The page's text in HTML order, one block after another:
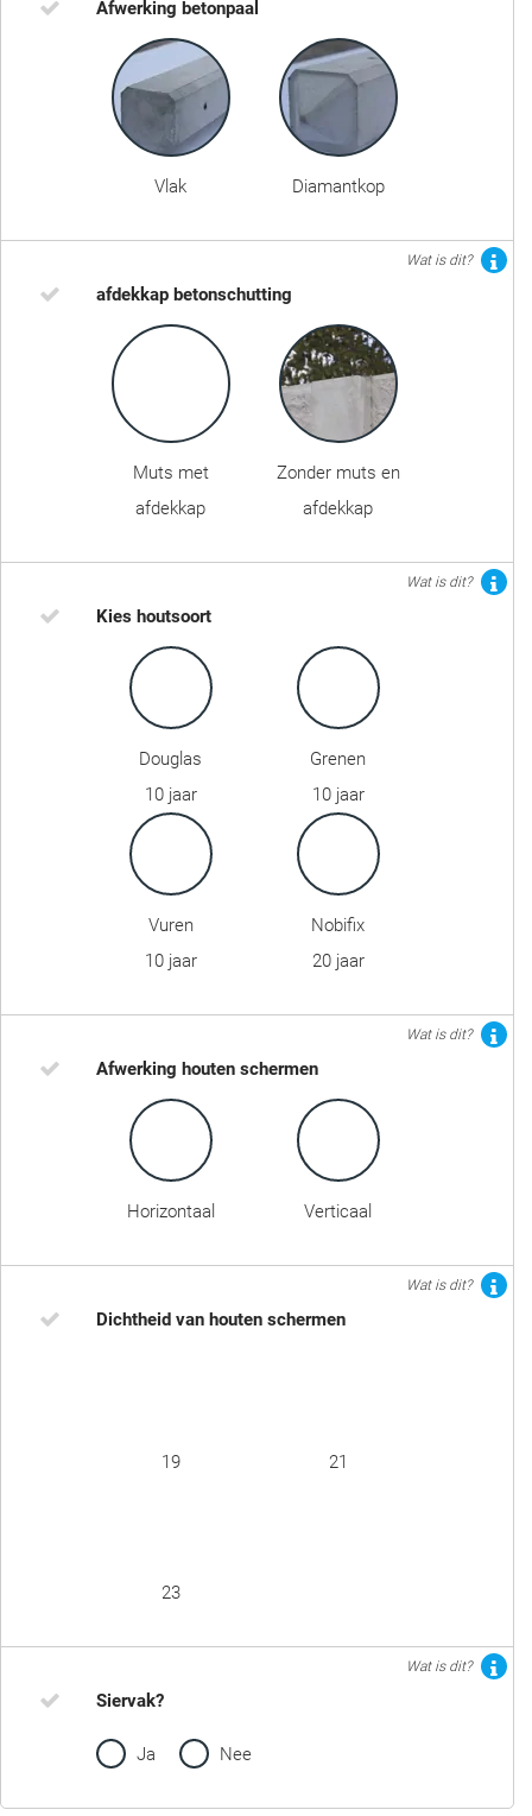
Afwerking betonpaal
Vlak Diamantkop
Wat is dit?
afdekkap betonschutting
Muts met
afdekkap
Zonder muts en
afdekkap
Wat is dit?
Kies houtsoort
Douglas
10 jaar
Grenen
10 jaar
Vuren
10 jaar
Nobifix
20 jaar
Wat is dit?
Afwerking houten schermen
Horizontaal Verticaal
Wat is dit?
Dichtheid van houten schermen
19 21
23
Wat is dit?
Siervak?
Ja Nee